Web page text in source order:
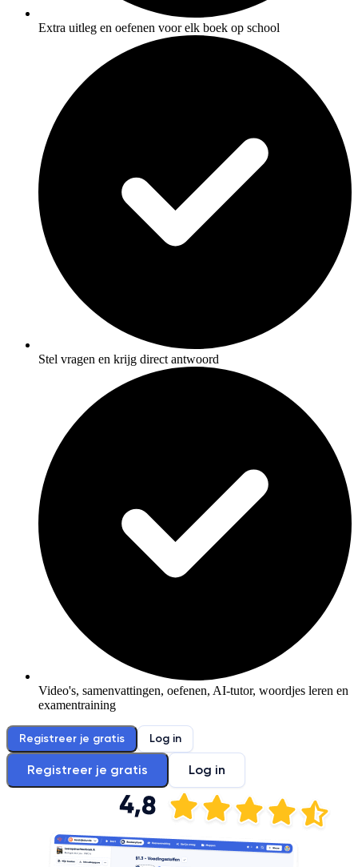
Extra uitleg en oefenen voor elk boek op school
Stel vragen en krijg direct antwoord
Video's, samenvattingen, oefenen, AI-tutor, woordjes leren en
examentraining
Registreer je gratis Log in
Registreer je gratis Log in